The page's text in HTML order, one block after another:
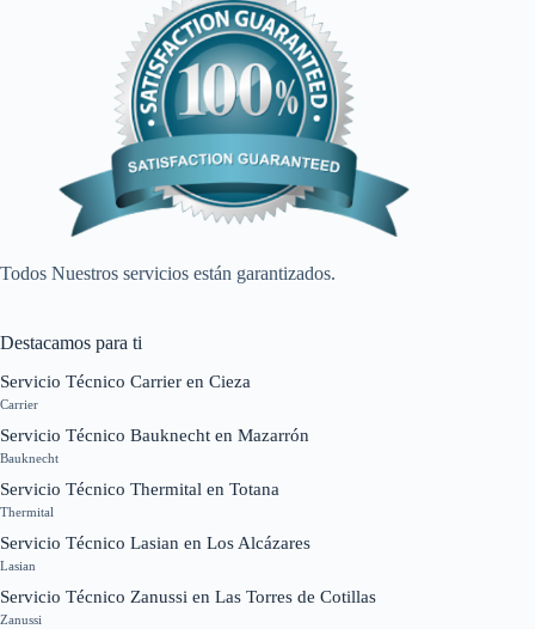
Todos Nuestros servicios están garantizados.
Destacamos para ti
Servicio Técnico Carrier en Cieza
Carrier
Servicio Técnico Bauknecht en Mazarrón
Bauknecht
Servicio Técnico Thermital en Totana
Thermital
Servicio Técnico Lasian en Los Alcázares
Lasian
Servicio Técnico Zanussi en Las Torres de Cotillas
Zanussi